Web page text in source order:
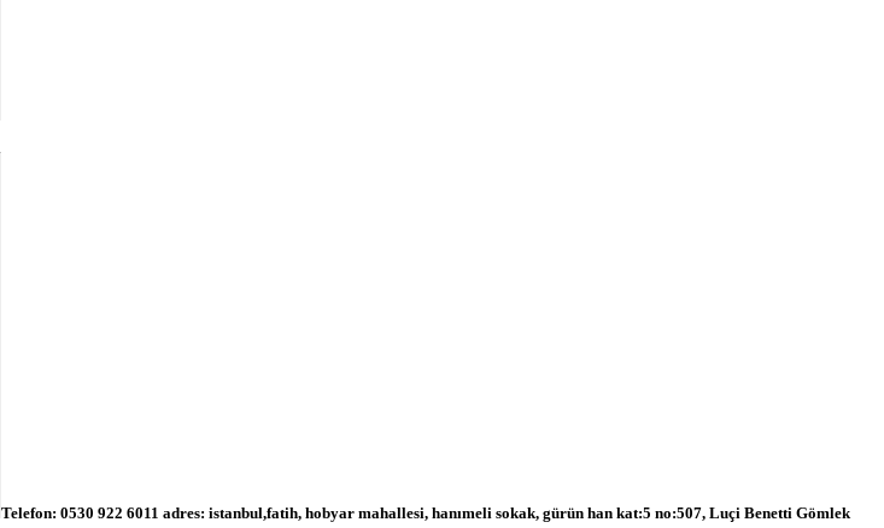
Telefon: 0530 922 6011 adres: istanbul,fatih, hobyar mahallesi, hanımeli sokak, gürün han kat:5 no:507, Luçi Benetti Gömlek